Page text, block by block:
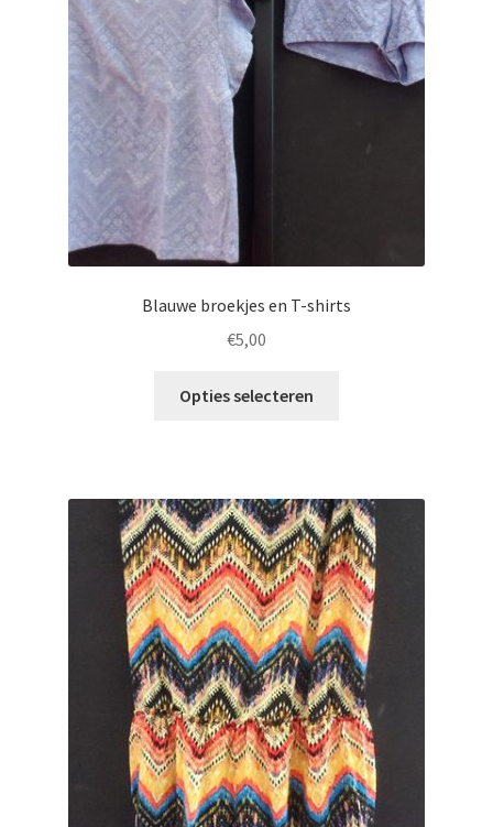
Blauwe broekjes en T-shirts
€5,00
Opties selecteren